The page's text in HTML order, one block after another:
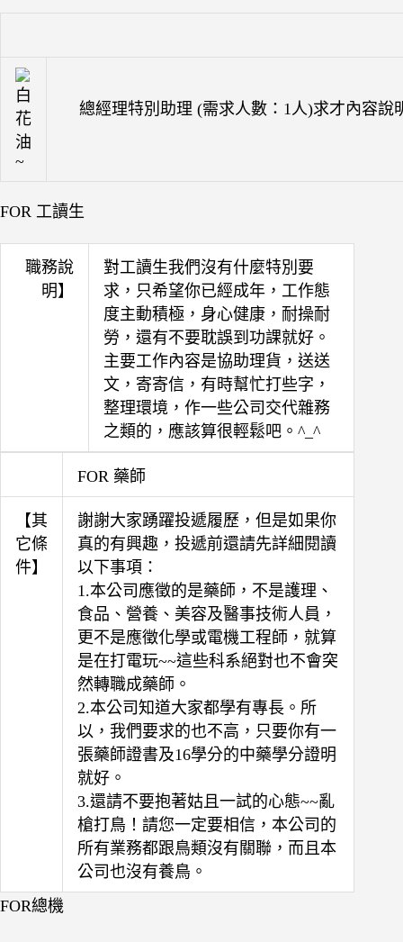
總經理特別助理 (需求人數：1人)求才內容
FOR 工讀生
職務說
明】
對工讀生我們沒有什麼特別要
求，只希望你已經成年，工作態
度主動積極，身心健康，耐操耐
勞，還有不要耽誤到功課就好。
主要工作內容是協助理貨，送送
文，寄寄信，有時幫忙打些字，
整理環境，作一些公司交代雜務
之類的，應該算很輕鬆吧。^_^
FOR 藥師
【其
它條
件】
謝謝大家踴躍投遞履歷，但是如果你
真的有興趣，投遞前還請先詳細閱讀
以下事項：
1.本公司應徵的是藥師，不是護理、
食品、營養、美容及醫事技術人員，
更不是應徵化學或電機工程師，就算
是在打電玩~~這些科系絕對也不會突
然轉職成藥師。
2.本公司知道大家都學有專長。所
以，我們要求的也不高，只要你有一
張藥師證書及16學分的中藥學分證明
就好。
3.還請不要抱著姑且一試的心態~~亂
槍打鳥！請您一定要相信，本公司的
所有業務都跟鳥類沒有關聯，而且本
公司也沒有養鳥。
FOR總機